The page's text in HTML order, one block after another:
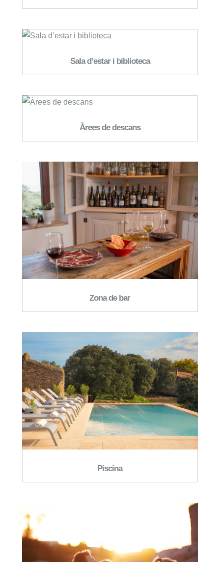
Sala d’estar i biblioteca
Àrees de descans
Zona de bar
Piscina